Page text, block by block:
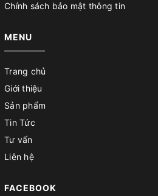
Chính sách bảo mật thông tin
MENU
Trang chủ
Giới thiệu
Sản phẩm
Tin Tức
Tư vấn
Liên hệ
FACEBOOK